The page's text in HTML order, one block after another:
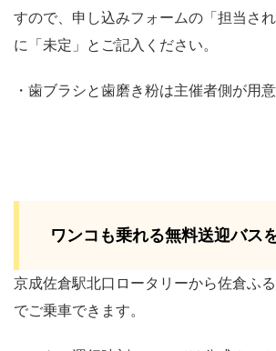
すので、申し込みフォームの「担当さ
に「未定」とご記入ください。
・歯ブラシと歯磨き粉は主催者側が用意
ワンコも乗れる無料送迎バス
京成佐倉駅北口ロータリーから佐倉ふ
でご乗車できます。